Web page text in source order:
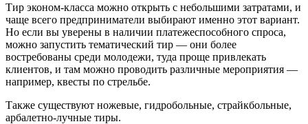
Тир эконом-класса можно открыть с небольшими затратами, и
чаще всего предприниматели выбирают именно этот вариант.
Но если вы уверены в наличии платежеспособного спроса,
можно запустить тематический тир — они более
востребованы среди молодежи, туда проще привлекать
клиентов, и там можно проводить различные мероприятия —
например, квесты по стрельбе.
Также существуют ножевые, гидробольные, страйкбольные,
арбалетно-лучные тиры.